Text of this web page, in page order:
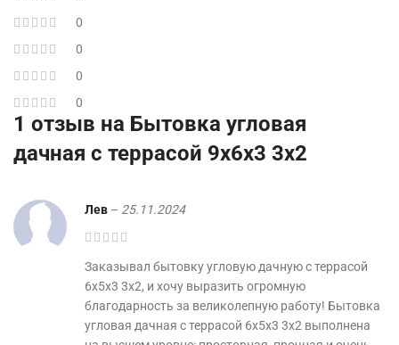
0
0
0
0
1 отзыв на Бытовка угловая
дачная с террасой 9х6х3 3х2
Лев – 25.11.2024
Заказывал бытовку угловую дачную с террасой
6х5х3 3х2, и хочу выразить огромную
благодарность за великолепную работу! Бытовка
угловая дачная с террасой 6х5х3 3х2 выполнена